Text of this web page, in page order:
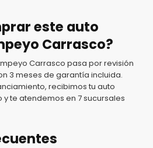
este auto
Carrasco?
Carrasco pasa por revisión
3 meses de garantía incluida.
recibimos tu auto
te atendemos en 7 sucursales